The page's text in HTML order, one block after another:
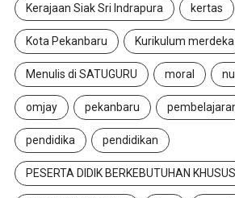
Kerajaan Siak Sri Indrapura kertas
Kota Pekanbaru Kurikulum merdeka
Menulis di SATUGURU moral
omjay pekanbaru
pendidika pendidikan
PESERTA DIDIK BERKEBUTUHAN KHUSUS